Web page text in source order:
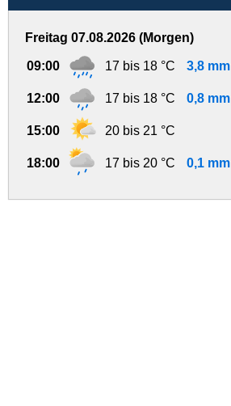
Freitag 07.08.2026 (Morgen)
09:00 17 bis 18 °C 3,8 mm
12:00 17 bis 18 °C 0,8 mm
15:00 20 bis 21 °C
18:00 17 bis 20 °C 0,1 mm